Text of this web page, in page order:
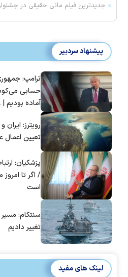
جدیدترین فیلم مانی حقیقی در
پیشنهاد سردبیر
ترامپ:
حسابی
آماده بودیم
رویترز:
تعیین اعمال
پزشکیان:
/ اگر تا امروز
است
تغییر دادیم
لینک های مفید